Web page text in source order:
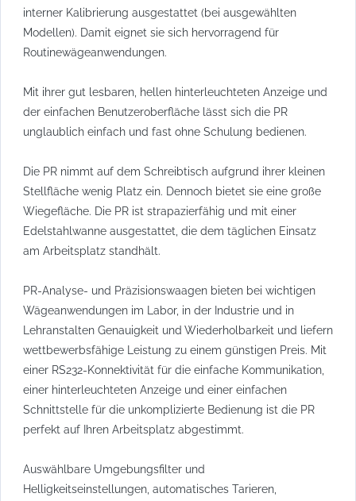
interner Kalibrierung ausgestattet (bei ausgewählten
Modellen). Damit eignet sie sich hervorragend für
Routinewägeanwendungen.
Mit ihrer gut lesbaren, hellen hinterleuchteten Anzeige und
der einfachen Benutzeroberfläche lässt sich die PR
unglaublich einfach und fast ohne Schulung bedienen.
Die PR nimmt auf dem Schreibtisch aufgrund ihrer kleinen
Stellfläche wenig Platz ein. Dennoch bietet sie eine große
Wiegefläche. Die PR ist strapazierfähig und mit einer
Edelstahlwanne ausgestattet, die dem täglichen Einsatz
am Arbeitsplatz standhält.
PR-Analyse- und Präzisionswaagen bieten bei wichtigen
Wägeanwendungen im Labor, in der Industrie und in
Lehranstalten Genauigkeit und Wiederholbarkeit und liefern
wettbewerbsfähige Leistung zu einem günstigen Preis. Mit
einer RS232-Konnektivität für die einfache Kommunikation,
einer hinterleuchteten Anzeige und einer einfachen
Schnittstelle für die unkomplizierte Bedienung ist die PR
perfekt auf Ihren Arbeitsplatz abgestimmt.
Auswählbare Umgebungsfilter und
Helligkeitseinstellungen, automatisches Tarieren,